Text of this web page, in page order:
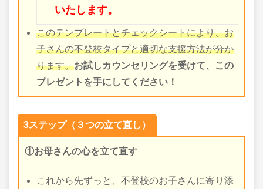
いたします。
このテンプレートとチェックシートにより、お
子さんの不登校タイプと適切な支援方法が分か
ります。お試しカウンセリングを受けて、この
プレゼントを手にしてください！
3ステップ（３つの立て直し）
①お母さんの心を立て直す
これから先ずっと、不登校のお子さんに寄り添